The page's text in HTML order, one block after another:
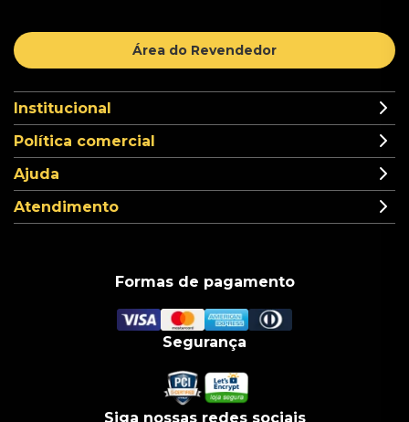
Área do Revendedor
Institucional
Política comercial
Ajuda
Atendimento
Formas de pagamento
Segurança
Siga nossas redes sociais